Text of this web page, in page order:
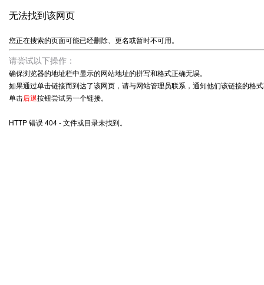
无法找到该网页
您正在搜索的页面可能已经删除、更名或暂时不可用。
请尝试以下操作：
确保浏览器的地址栏中显示的网站地址的拼写和格式正确无误。
如果通过单击链接而到达了该网页，请与网站管理员联系，通知他们该链接的格
单击后退按钮尝试另一个链接。
HTTP 错误 404 - 文件或目录未找到。